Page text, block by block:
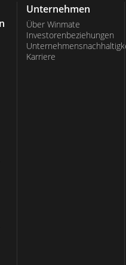
Unternehmen
Über Winmate
Investorenbeziehungen
Karriere